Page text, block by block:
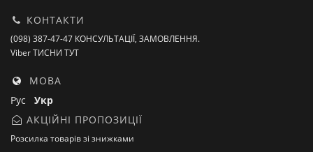
КОНТАКТИ
(098) 387-47-47 КОНСУЛЬТАЦІЇ, ЗАМОВЛЕННЯ.
Viber ТИСНИ ТУТ
МОВА
Рус Укр
АКЦІЙНІ ПРОПОЗИЦІЇ
Розсилка товарів зі знижками